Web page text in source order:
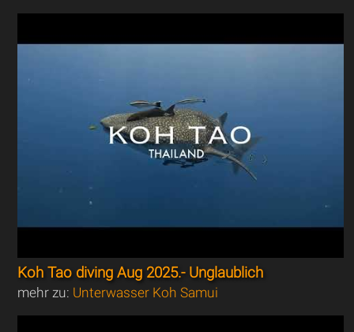
Koh Tao diving Aug 2025.- Unglaublich
mehr zu: Unterwasser Koh Samui